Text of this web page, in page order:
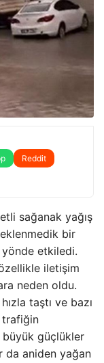
Reddit
sağanak yağış
bir
yönde etkiledi.
iletişim
neden oldu.
taştı ve bazı
trafiğin
büyük güçlükler
da aniden yağan